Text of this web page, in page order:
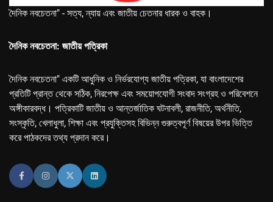
দৈনিক নবচেতনা" - সত্য, ন্যায় এবং জাতীয় চেতনার ধারক ও বাহক।
দৈনিক নবচেতনা: জাতীয় পত্রিকা
দৈনিক নবচেতনা" একটি আধুনিক ও নির্ভরযোগ্য জাতীয় পত্রিকা, যা বাংলাদেশের
প্রতিটি প্রান্ত থেকে সঠিক, নিরপেক্ষ এবং সময়োপযোগী সংবাদ সংগ্রহ ও পরিবেশনে
অঙ্গীকারবদ্ধ। পত্রিকাটি জাতীয় ও আন্তর্জাতিক ঘটনাবলী, রাজনীতি, অর্থনীতি,
সংস্কৃতি, খেলাধুলা, শিক্ষা এবং প্রযুক্তিসহ বিভিন্ন গুরুত্বপূর্ণ বিষয়ের উপর ভিত্তি
করে পাঠকদের তথ্য প্রদান করে।